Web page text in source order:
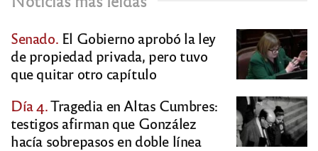
Senado. El Gobierno aprobó la ley
de propiedad privada, pero tuvo
que quitar otro capítulo
Día 4.Tragedia en Altas Cumbres:
testigos afirman que González
hacía sobrepasos en doble línea